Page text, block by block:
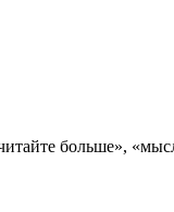
больше»,